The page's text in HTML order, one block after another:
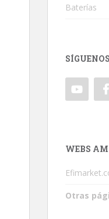
Baterías
SÍGUENOS
WEBS
Otras